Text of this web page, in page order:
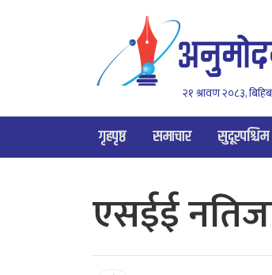
२१ श्रावण २०८३,
गृहपृष्ठ समाचार सुदूरपश्चिम
एसईई